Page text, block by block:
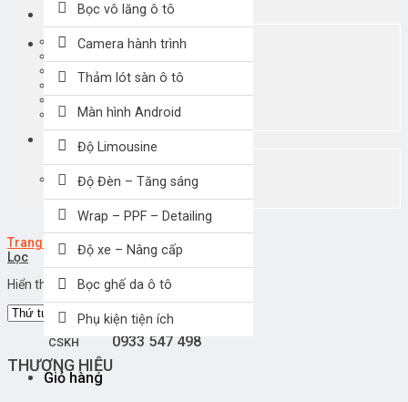
Tìm
kiếm:
0907 330038
CSKH 0933 547 498
Giỏ hàng
Bọc vô lăng ô tô
Camera hành trình
Thảm lót sàn ô tô
Màn hình Android
Độ Limousine
Độ Đèn – Tăng sáng
Wrap – PPF – Detailing
Độ xe – Nâng cấp
Bọc ghế da ô tô
Phụ kiện tiện ích
Khách hàng đại lý
KARDO
SPARCO
3D KAGU MAXPIDER
MITA
KHÁC
Giỏ hàng
Chưa có sản phẩm trong giỏ hàng.
Trang chủ Dòng xe / Toyota Alphard
Lọc
Hiển thị kết quả duy nhất
THƯƠNG HIỆU